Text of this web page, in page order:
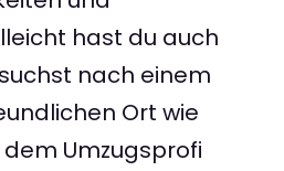
hast du auch
nach einem
Ort wie
Umzugsprofi